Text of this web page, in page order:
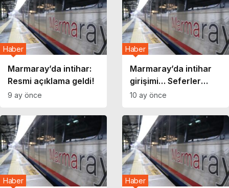
Marmaray’da intihar:
Resmi açıklama geldi!
Haber
9 ay önce
Marmaray’da intihar
girişimi… Seferler
durduruldu!
Haber
10 ay önce
Haber Haber